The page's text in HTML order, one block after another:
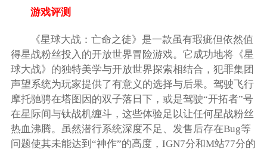
游戏评测
《星球大战：亡命之徒》是一款虽有瑕疵但依然值
得星战粉丝投入的开放世界冒险游戏。它成功地将《星
球大战》的独特美学与开放世界探索相结合，犯罪集团
声望系统为玩家提供了有意义的选择与后果。驾驶飞行
摩托驰骋在塔图因的双子落日下，或是驾驶“开拓者”号
在星际间与钛战机缠斗，这些体验足以让任何星战粉丝
热血沸腾。虽然潜行系统深度不足、发售后存在Bug等
问题使其未能达到“神作”的高度，IGN7分和M站77分的